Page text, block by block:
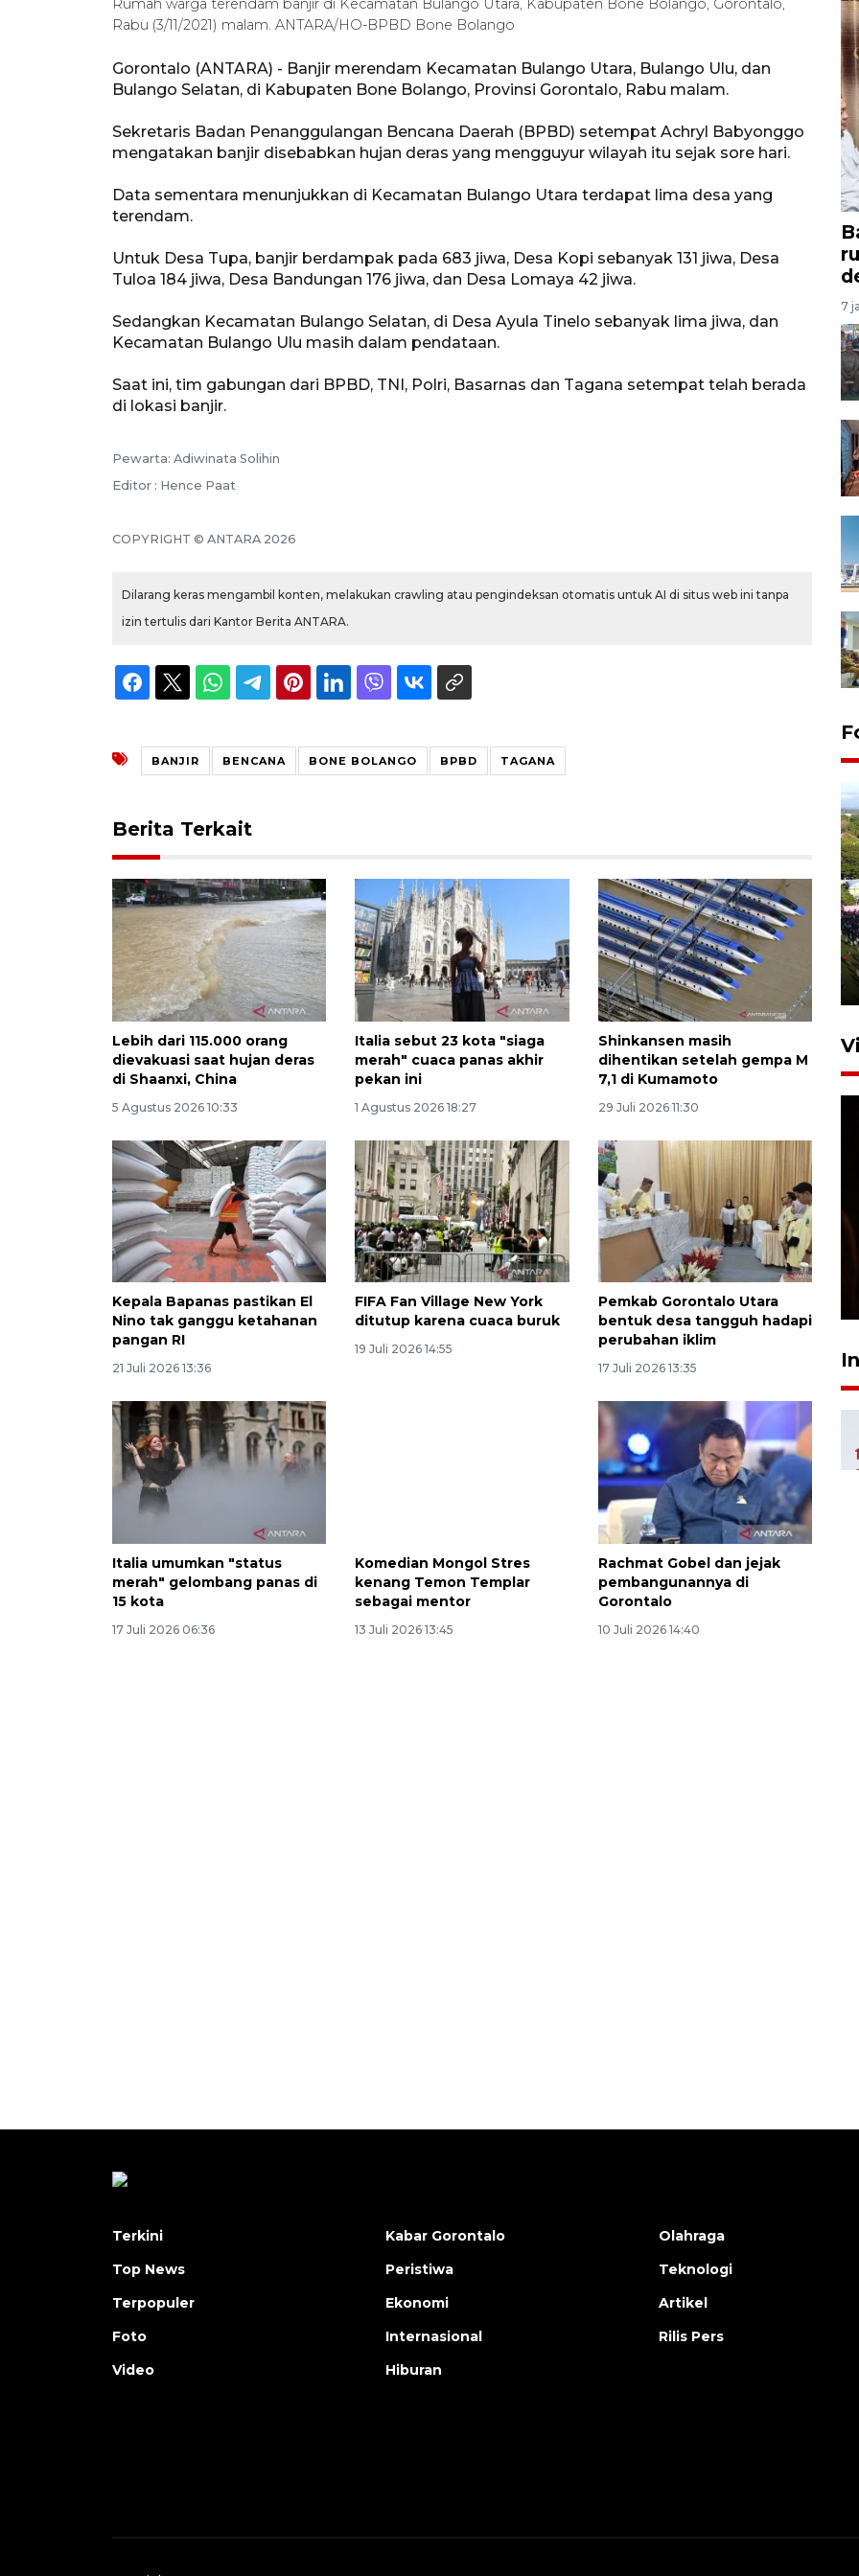
Rumah warga terendam banjir di Kecamatan Bulango Utara, Kabupaten Bone Bolango, Gorontalo,
Rabu (3/11/2021) malam. ANTARA/HO-BPBD Bone Bolango
Gorontalo (ANTARA) - Banjir merendam Kecamatan Bulango Utara, Bulango Ulu, dan
Bulango Selatan, di Kabupaten Bone Bolango, Provinsi Gorontalo, Rabu malam.
Sekretaris Badan Penanggulangan Bencana Daerah (BPBD) setempat Achryl Babyonggo
mengatakan banjir disebabkan hujan deras yang mengguyur wilayah itu sejak sore hari.
Data sementara menunjukkan di Kecamatan Bulango Utara terdapat lima desa yang
terendam.
Untuk Desa Tupa, banjir berdampak pada 683 jiwa, Desa Kopi sebanyak 131 jiwa, Desa
Tuloa 184 jiwa, Desa Bandungan 176 jiwa, dan Desa Lomaya 42 jiwa.
Sedangkan Kecamatan Bulango Selatan, di Desa Ayula Tinelo sebanyak lima jiwa, dan
Kecamatan Bulango Ulu masih dalam pendataan.
Saat ini, tim gabungan dari BPBD, TNI, Polri, Basarnas dan Tagana setempat telah berada
di lokasi banjir.
Pewarta: Adiwinata Solihin
Editor : Hence Paat
COPYRIGHT © ANTARA 2026
Dilarang keras mengambil konten, melakukan crawling atau pengindeksan otomatis untuk AI di situs web ini tanpa
izin tertulis dari Kantor Berita ANTARA.
BANJIR BENCANA BONE BOLANGO BPBD TAGANA
Berita Terkait
Lebih dari 115.000 orang
dievakuasi saat hujan deras
di Shaanxi, China
5 Agustus 2026 10:33
Italia sebut 23 kota "siaga
merah" cuaca panas akhir
pekan ini
1 Agustus 2026 18:27
Shinkansen masih
dihentikan setelah gempa M
7,1 di Kumamoto
29 Juli 2026 11:30
Kepala Bapanas pastikan El
Nino tak ganggu ketahanan
pangan RI
21 Juli 2026 13:36
FIFA Fan Village New York
ditutup karena cuaca buruk
19 Juli 2026 14:55
Pemkab Gorontalo Utara
bentuk desa tangguh hadapi
perubahan iklim
17 Juli 2026 13:35
Italia umumkan "status
merah" gelombang panas di
15 kota
17 Juli 2026 06:36
Komedian Mongol Stres
kenang Temon Templar
sebagai mentor
13 Juli 2026 13:45
Rachmat Gobel dan jejak
pembangunannya di
Gorontalo
10 Juli 2026 14:40
7
UPACARA HUT KE-78
REPUBLIK INDONESIA DI
GORONTALO
17 Agustus 2023 15:58
SPPG di Gorontalo jaga
kandungan gizi paket MBG
Ramadhan
23 Februari 2026 18:20
Terkini
Top News
Terpopuler
Foto
Video
Kabar Gorontalo
Peristiwa
Ekonomi
Internasional
Hiburan
Olahraga
Teknologi
Artikel
Rilis Pers